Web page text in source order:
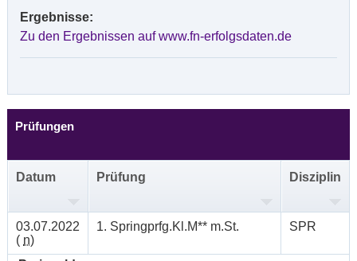
Ergebnisse:
Zu den Ergebnissen auf www.fn-erfolgsdaten.de
Prüfungen
Datum Prüfung Disziplin
03.07.2022
( n)
1. Springprfg.Kl.M** m.St. SPR